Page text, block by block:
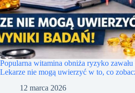
Popularna witamina obniża ryzyko
Lekarze nie mogą uwierzyć w to, co
12 marca 2026